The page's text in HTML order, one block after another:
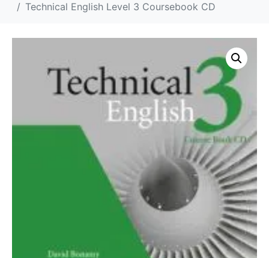
Technical English Level 3 Coursebook CD